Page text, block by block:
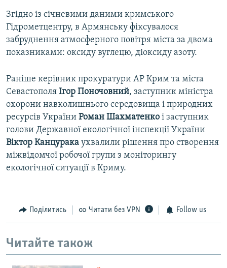
Згідно із січневими даними кримського
Гідрометцентру, в Армянську фіксувалося
забруднення атмосферного повітря міста за двома
показниками: оксиду вуглецю, діоксиду азоту.
Раніше керівник прокуратури АР Крим та міста
Севастополя Ігор Поночовний, заступник міністра
охорони навколишнього середовища і природних
ресурсів України Роман Шахматенко і заступник
голови Державної екологічної інспекції України
Віктор Канцурака ухвалили рішення про створення
міжвідомчої робочої групи з моніторингу
екологічної ситуації в Криму.
Поділитись Читати без VPN Follow us
Читайте також